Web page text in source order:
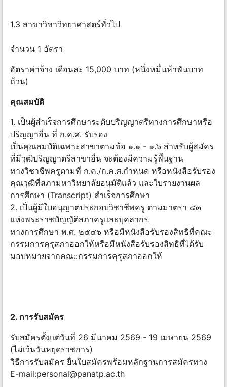
1.3 สาขาวิชาวิทยาศาสตร์ทั่วไป
จำนวน 1 อัตรา
อัตราค่าจ้าง เดือนละ 15,000 บาท (หนึ่งหมื่นห้าพันบาท
ถ้วน)
คุณสมบัติ
1. เป็นผู้สำเร็จการศึกษาระดับปริญญาตรีทางการศึกษาหรือ
ปริญญาอื่น ที่ ก.ค.ศ. รับรอง
เป็นคุณสมบัติเฉพาะสาขาตามข้อ ๑.๑ - ๑.๖ สำหรับผู้สมัคร
ที่มีวุฒิปริญญาตรีสาขาอื่น จะต้องมีความรู้พื้นฐาน
ทางวิชาชีพครูตามที่ ก.ค./ก.ค.ศ.กำหนด หรือหนังสือรับรอง
คุณวุฒิที่สภามหาวิทยาลัยอนุมัติแล้ว และใบรายงานผล
การศึกษา (Transcript) สำเร็จการศึกษา
2. เป็นผู้มีใบอนุญาตประกอบวิชาชีพครู ตามมาตรา ๔๓
แห่งพระราชบัญญัติสภาครูและบุคลากร
ทางการศึกษา พ.ศ. ๒๕๔๖ หรือมีหนังสือรับรองสิทธิที่คณะ
กรรมการคุรุสภาออกให้หรือมีหนังสือรับรองสิทธิที่ได้รับ
มอบหมายจากคณะกรรมการคุรุสภาออกให้
2. การรับสมัคร
รับสมัครตั้งแต่วันที่ 26 มีนาคม 2569 - 19 เมษายน 2569
(ไม่เว้นวันหยุดราชการ)
วิธีการรับสมัคร ยื่นใบสมัครพร้อมหลักฐานการสมัครทาง
E-mail:personal@panatp.ac.th